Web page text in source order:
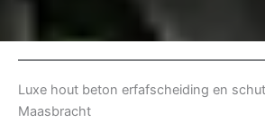
Luxe hout beton erfafscheiding en
Maasbracht